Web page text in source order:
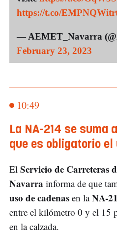
https://t.co/
— AEMET_Navarra
February 23, 2023
10:49
La NA-214 se suma
que es obligatorio el
El Servicio de Carreteras
Navarra informa de que
uso de cadenas en laNA-
entre el kilómetro 0 y el 15
en la calzada.